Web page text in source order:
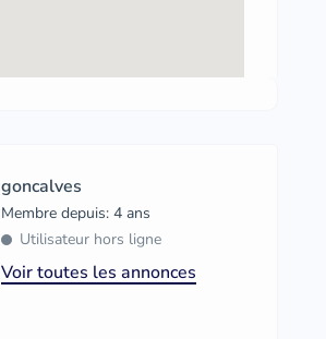
goncalves
Membre depuis: 4 ans
Utilisateur hors ligne
Voir toutes les annonces